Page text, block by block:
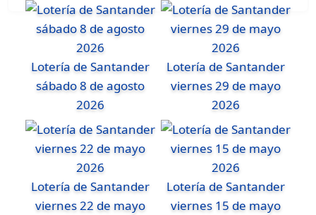
Lotería de Santander
sábado 8 de agosto
2026
Lotería de Santander
viernes 29 de mayo
2026
Lotería de Santander
viernes 22 de mayo
Lotería de Santander
viernes 15 de mayo